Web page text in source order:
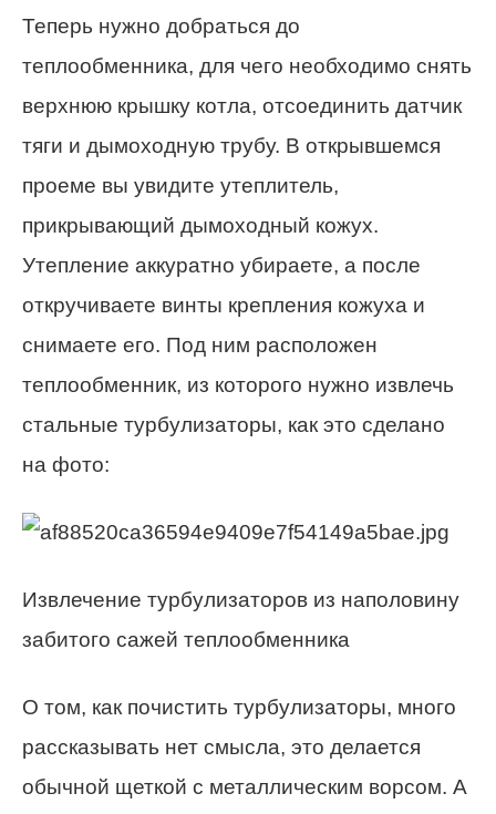
Теперь нужно добраться до
теплообменника, для чего необходимо снять
верхнюю крышку котла, отсоединить датчик
тяги и дымоходную трубу. В открывшемся
проеме вы увидите утеплитель,
прикрывающий дымоходный кожух.
Утепление аккуратно убираете, а после
откручиваете винты крепления кожуха и
снимаете его. Под ним расположен
теплообменник, из которого нужно извлечь
стальные турбулизаторы, как это сделано
на фото:
Извлечение турбулизаторов из наполовину
забитого сажей теплообменника
О том, как почистить турбулизаторы, много
рассказывать нет смысла, это делается
обычной щеткой с металлическим ворсом. А